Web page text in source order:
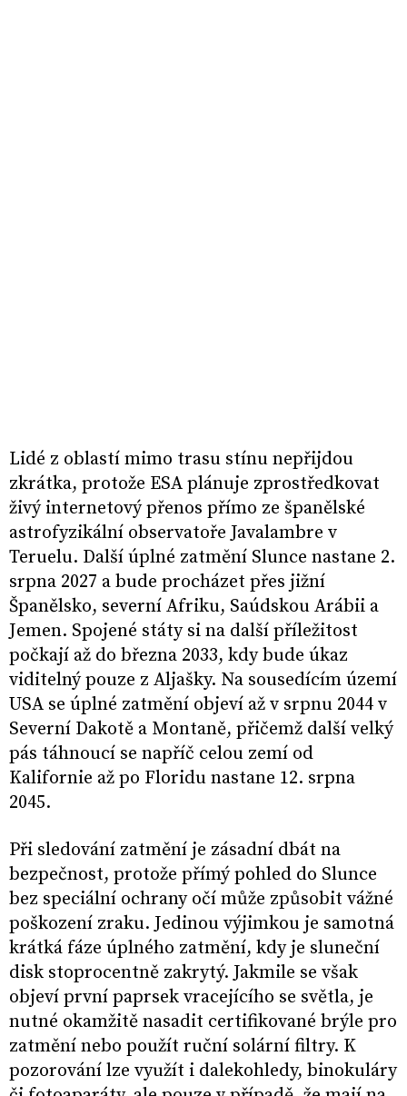
Lidé z oblastí mimo trasu stínu nepřijdou
zkrátka, protože ESA plánuje zprostředkovat
živý internetový přenos přímo ze španělské
astrofyzikální observatoře Javalambre v
Teruelu. Další úplné zatmění Slunce nastane 2.
srpna 2027 a bude procházet přes jižní
Španělsko, severní Afriku, Saúdskou Arábii a
Jemen. Spojené státy si na další příležitost
počkají až do března 2033, kdy bude úkaz
viditelný pouze z Aljašky. Na sousedícím území
USA se úplné zatmění objeví až v srpnu 2044 v
Severní Dakotě a Montaně, přičemž další velký
pás táhnoucí se napříč celou zemí od
Kalifornie až po Floridu nastane 12. srpna
2045.
Při sledování zatmění je zásadní dbát na
bezpečnost, protože přímý pohled do Slunce
bez speciální ochrany očí může způsobit vážné
poškození zraku. Jedinou výjimkou je samotná
krátká fáze úplného zatmění, kdy je sluneční
disk stoprocentně zakrytý. Jakmile se však
objeví první paprsek vracejícího se světla, je
nutné okamžitě nasadit certifikované brýle pro
zatmění nebo použít ruční solární filtry. K
pozorování lze využít i dalekohledy, binokuláry